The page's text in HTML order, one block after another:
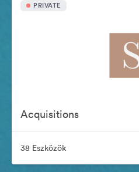
PRIVATE
Acquisitions
38 Eszközök